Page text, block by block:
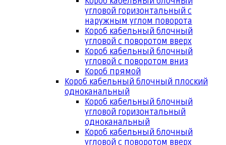
угловой горизонтальный с
наружным углом поворота
Короб кабельный блочный
угловой с поворотом вверх
Короб кабельный блочный
угловой с поворотом вниз
Короб прямой
Короб кабельный блочный плоский
одноканальный
Короб кабельный блочный
угловой горизонтальный
одноканальный
Короб кабельный блочный
угловой с поворотом вверх